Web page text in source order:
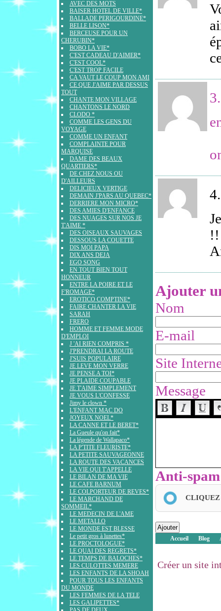
AVEC DES MOTS
BAISER HOTEL DE VILLE*
BALLADE PERIGOURDINE*
BELLE LISON*
BERCEUSE POUR UN
CHERUBIN*
BOBO LA VIE*
C'EST CADEAU D'AIMER*
C'EST COOL*
C'EST TROP FACILE
CA VAUT LE COUP MON AMI
CE QUE J'AIME PAR DESSUS
TOUT
CHANTE MON VILLAGE
CHANTONS LE NORD
CLODO *
COMME LES GENS DU
VOYAGE
COMME UN ENFANT
COMPLAINTE POUR
MARQUISE
DAME DES BEAUX
QUARTIERS*
DE CHEZ NOUS OU
D'AILLEURS
DELICIEUX VERTIGE
DEMAIN J'PARS AU QUEBEC*
DERRIERE MON MICRO*
DES AMIES D'ENFANCE
DES NUAGES SUR NOS JE
T'AIME *
DES OISEAUX SAUVAGES
DESSOUS LA COUETTE
DIS MOI PAPA
DIX ANS DEJA
EGO SONG
EN TOUT BIEN TOUT
HONNEUR
ENTRE LA POIRE ET LE
F'ROMAGE*
EROTICO COMPTINE*
FAIRE CHANTER LA VIE
SARAH
FRERO
HOMME ET FEMME MODE
D'EMPLOI
J 'AI RIEN COMPRIS *
J'PRENDRAI LA ROUTE
J'SUIS POPULAIRE
JE LEVE MON VERRE
JE PENSE A TOI*
JE PLAIDE COUPABLE
JE T'AIME SIMPLEMENT
JE VOUS L'CONFESSE
Jimy le clown *
L'ENFANT MAC DO
JOYEUX NOEL*
LA CANNE ET LE BERET*
La Gueule qu'on fait*
La légende de Wallapaco*
LA P'TITE FLEURISTE*
LA PETITE SAUVAGEONNE
LA ROUTE DES VACANCES
LA VIE QUI T'APPELLE
LE BILAN DE MA VIE
LE CAFE BARNUM
LE COLPORTEUR DE REVES*
LE MARCHAND DE
SOMMEIL*
LE MEDECIN DE L'AME
LE METALLO
LE MONDE EST BLESSE
Le petit gros à lunettes*
LE PROCTOLOGUE*
LE QUAI DES REGRETS*
LE TEMPS DE BALOCHES*
LES CULOTTES MEMERE
LES ENFANTS DE LA SHOAH
POUR TOUS LES ENFANTS
DU MONDE
LES FEMMES DE LA TELE
LES GALIPETTES*
3.
4.
Ajouter
Nom
E-mail
Site
Message
Anti-spam
CLIQUEZ
Accueil Blog
Créer un site